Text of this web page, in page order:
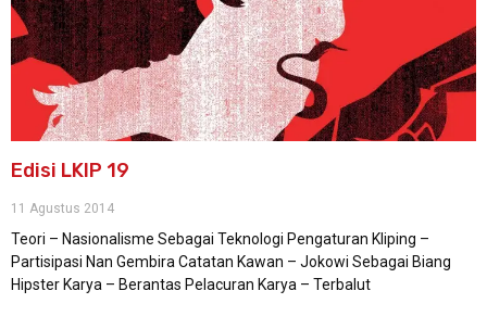
Edisi LKIP 19
11 Agustus 2014
Teori – Nasionalisme Sebagai Teknologi Pengaturan Kliping –
Partisipasi Nan Gembira Catatan Kawan – Jokowi Sebagai Biang
Hipster Karya – Berantas Pelacuran Karya – Terbalut